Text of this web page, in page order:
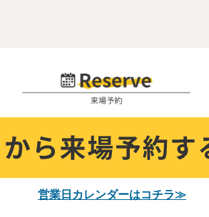
営業日カレンダーはコチラ≫